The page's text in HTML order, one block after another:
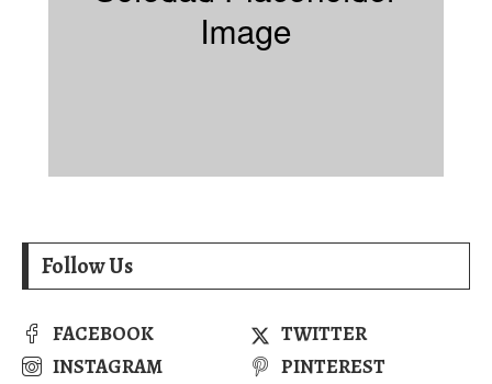
Follow Us
FACEBOOK
TWITTER
INSTAGRAM
PINTEREST